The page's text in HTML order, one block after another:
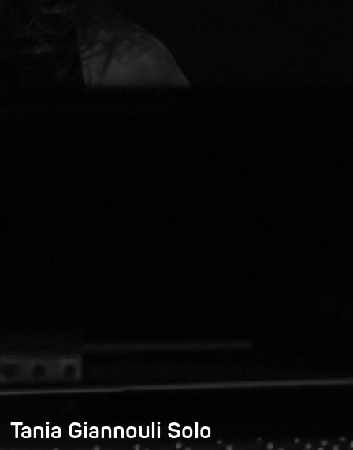
Tania Giannouli Solo